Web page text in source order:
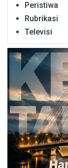
Peristiwa
Rubrikasi
Televisi